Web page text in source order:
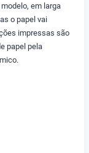
em larga
o papel vai
impressas são
papel pela